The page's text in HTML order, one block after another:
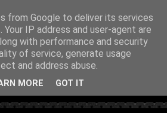
"ReadAction", "target":
2022/05/proseyxi-metanoias.html" } }
• Λογοτεχνία • Τέχνες • Θεολογία •
για τη μνήμη, τον άνθρωπο και το
from Google to deliver its services
IP address and user-agent are
with performance and security
of service, generate usage
and address abuse.
MORE GOT IT